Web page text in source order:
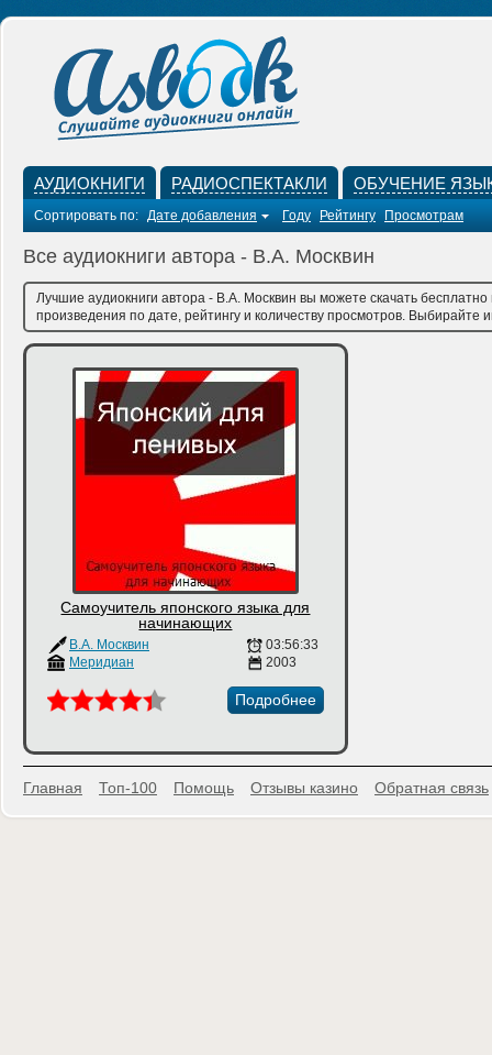
АУДИОКНИГИ РАДИОСПЕКТАКЛИ ОБУЧЕНИЕ
Сортировать по: Дате добавления Году Рейтингу Просмотрам
Все аудиокниги автора - В.А. Москвин
Лучшие аудиокниги автора - В.А. Москвин вы можете скачать
произведения по дате, рейтингу и количеству просмотров. Выбирайте
Самоучитель японского языка для
начинающих
В.А. Москвин
Меридиан
03:56:33
2003
Подробнее
Главная Топ-100 Помощь Отзывы казино Обратная связь